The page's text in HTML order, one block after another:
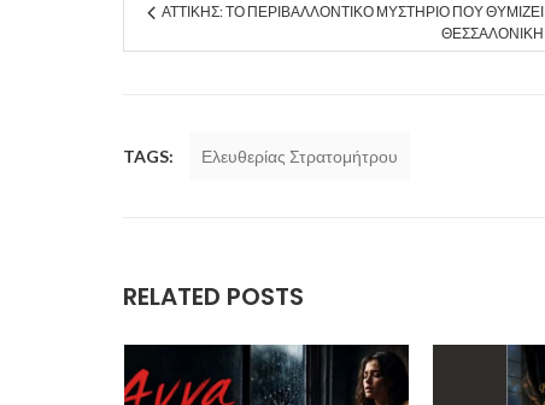
ΑΤΤΙΚΉΣ: ΤΟ ΠΕΡΙΒΑΛΛΟΝΤΙΚΌ ΜΥΣΤΉΡΙΟ ΠΟΥ ΘΥΜΊΖΕΙ
ΘΕΣΣΑΛΟΝΊΚΗ
TAGS: Ελευθερίας Στρατομήτρου
RELATED POSTS